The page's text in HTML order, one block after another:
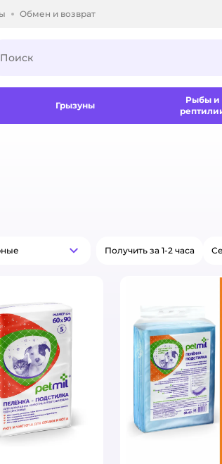
Обмен и возврат
Грызуны
Рыбы и
Популярные Получить за 1-2 часа